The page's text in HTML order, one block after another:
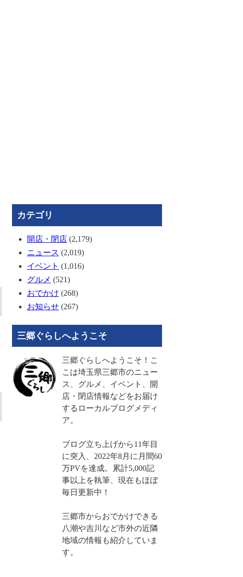
カテゴリ
開店・閉店 (2,179)
ニュース (2,019)
イベント (1,016)
グルメ (521)
おでかけ (268)
お知らせ (267)
三郷ぐらしへようこそ
三郷ぐらしへようこそ！こ
こは埼玉県三郷市のニュー
ス、グルメ、イベント、開
店・閉店情報などをお届け
するローカルブログメディ
ア。
ブログ立ち上げから11年目
に突入、2022年8月に月間60
万PVを達成。累計5,000記
事以上を執筆、現在もほぼ
毎日更新中！
三郷市からおでかけできる
八潮や吉川など市外の近隣
地域の情報も紹介していま
す。